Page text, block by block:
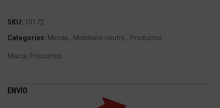
SKU: 10172
Categories: Mesas , Mobiliario neutro , Productos
Marca: Fricosmos
ENVÍO